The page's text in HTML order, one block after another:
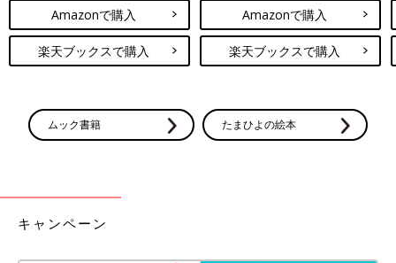
Amazonで購入
楽天ブックスで購入
Amazonで購入
楽天ブックスで購入
ムック書籍 たまひよの絵本
キャンペーン